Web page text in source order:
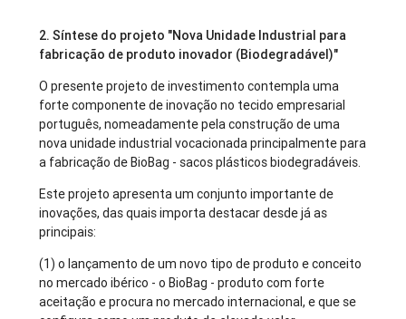
2. Síntese do projeto "Nova Unidade Industrial para
fabricação de produto inovador (Biodegradável)"
O presente projeto de investimento contempla uma
forte componente de inovação no tecido empresarial
português, nomeadamente pela construção de uma
nova unidade industrial vocacionada principalmente para
a fabricação de BioBag - sacos plásticos biodegradáveis.
Este projeto apresenta um conjunto importante de
inovações, das quais importa destacar desde já as
principais:
(1) o lançamento de um novo tipo de produto e conceito
no mercado ibérico - o BioBag - produto com forte
aceitação e procura no mercado internacional, e que se